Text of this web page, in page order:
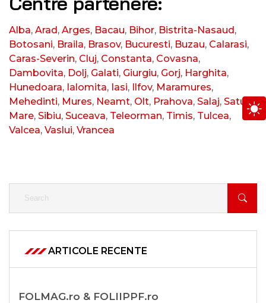
Alba, Arad, Arges, Bacau, Bihor, Bistrita-Nasaud,
Botosani, Braila, Brasov, Bucuresti, Buzau, Calarasi,
Caras-Severin, Cluj, Constanta, Covasna,
Dambovita, Dolj, Galati, Giurgiu, Gorj, Harghita,
Hunedoara, Ialomita, Iasi, Ilfov, Maramures,
Mehedinti, Mures, Neamt, Olt, Prahova, Salaj, Satu
Mare, Sibiu, Suceava, Teleorman, Timis, Tulcea,
Valcea, Vaslui, Vrancea
ARTICOLE RECENTE
FOLMAG.ro & FOLIIPPF.ro